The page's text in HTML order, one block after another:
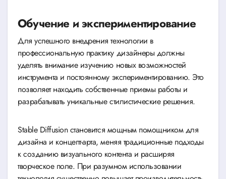
Обучение и экспериментирование
Для успешного внедрения технологии в
профессиональную практику дизайнеры должны
уделять внимание изучению новых возможностей
инструмента и постоянному экспериментированию. Это
позволяет находить собственные приемы работы и
разрабатывать уникальные стилистические решения.
Stable Diffusion становится мощным помощником для
дизайна и концепт-арта, меняя традиционные подходы
к созданию визуального контента и расширяя
творческое поле. При разумном использовании